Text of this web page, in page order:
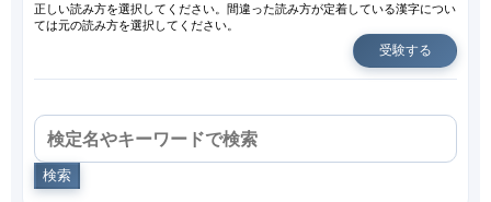
正しい読み方を選択してください。間違った読み方が定着している漢字につい
ては元の読み方を選択してください。
受験する
検索